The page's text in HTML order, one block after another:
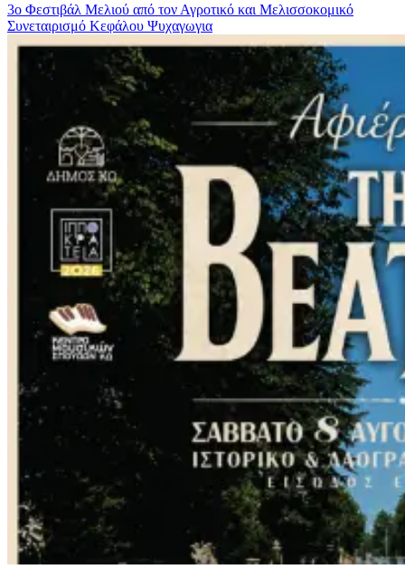
3ο Φεστιβάλ Μελιού από τον Αγροτικό και Μελισσοκομικό
Συνεταιρισμό Κεφάλου Ψυχαγωγια